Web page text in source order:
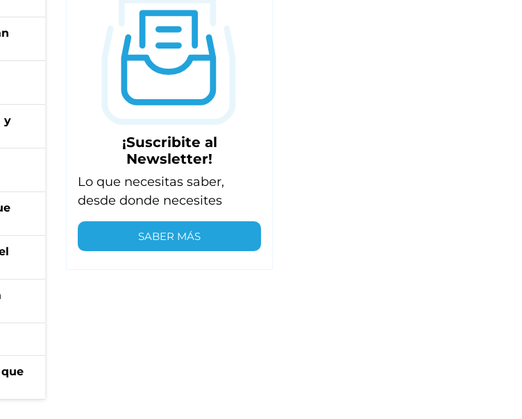
y
¡Suscribite al
Newsletter!
Lo que necesitas saber,
desde donde necesites
SABER MÁS